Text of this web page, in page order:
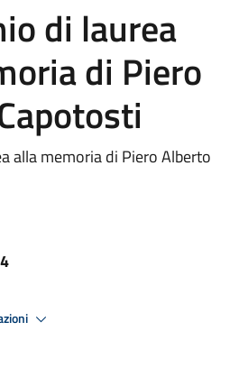
di laurea
di Piero
alla memoria di Piero Alberto